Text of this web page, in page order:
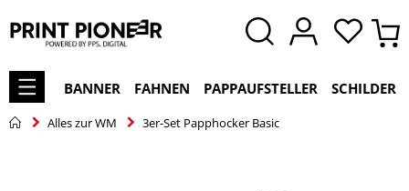
BANNER FAHNEN PAPPAUFSTELLER SCHILDER
Alles zur WM 3er-Set Papphocker Basic